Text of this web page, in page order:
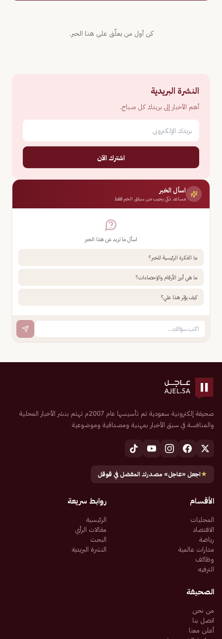
كن أول من يعلّق على هذا الخبر.
النشرة البريدية
أهم الأخبار إلى بريدك كل صباح.
اشترك الآن
اسأل الخبر
مساعد ذكي يجيب من سياق الخبر فقط
اسأل ما تريد عن هذا الخبر
ما الفكرة الرئيسية للخبر؟
ما هي أبرز الأرقام والإحصاءات؟
كيف يؤثر هذا علي؟
صحيفة إلكترونية سعودية تم تأسيسها عام 2007م تهتم بنشر الأخبار المحلية
والمنافسة في سبق الأخبار بمهنية ومصداقية وموضوعية
★اجعل «عاجل» مصدرك المفضل في قوقل
الأقسام
المحليات
الاقتصاد
رياضة
مدارات عالمية
وظائف
الترفيه
روابط سريعة
الرئيسية
مقالات الرأي
البحث
النشرة البريدية
الصحيفة
من نحن
اتصل بنا
أعلن معنا